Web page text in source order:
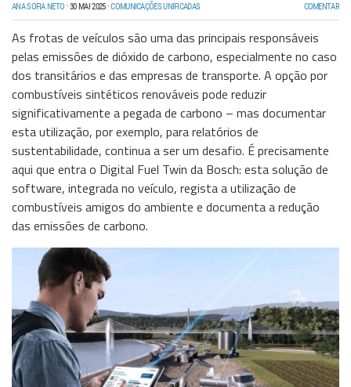
ANA SOFIA NETO ·30 MAI 2025·COMUNICAÇÕES UNIFICADAS COMENTAR
As frotas de veículos são uma das principais responsáveis
pelas emissões de dióxido de carbono, especialmente no caso
dos transitários e das empresas de transporte. A opção por
combustíveis sintéticos renováveis pode reduzir
significativamente a pegada de carbono – mas documentar
esta utilização, por exemplo, para relatórios de
sustentabilidade, continua a ser um desafio. É precisamente
aqui que entra o Digital Fuel Twin da Bosch: esta solução de
software, integrada no veículo, regista a utilização de
combustíveis amigos do ambiente e documenta a redução
das emissões de carbono.